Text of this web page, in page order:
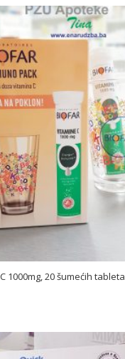
1000mg, 20 šumećih tableta